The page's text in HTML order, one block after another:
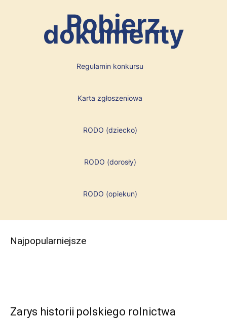
Pobierz
dokumenty
Regulamin konkursu
Karta zgłoszeniowa
RODO (dziecko)
RODO (dorosły)
RODO (opiekun)
Najpopularniejsze
Zarys historii polskiego rolnictwa